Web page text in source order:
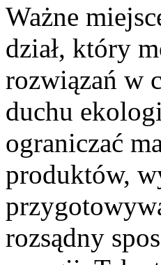
Ważne
dział, który
rozwiązań w
duchu
ograniczać
produktów,
rozsądny